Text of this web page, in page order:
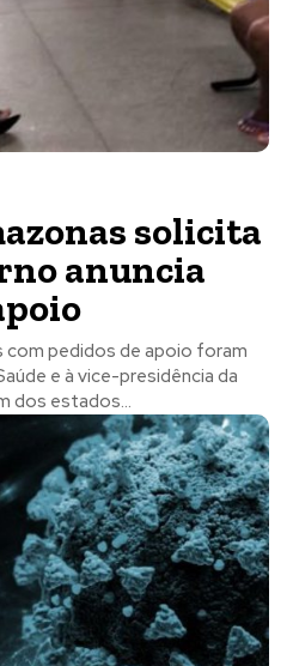
solicita
anuncia
pedidos de apoio foram
e à vice-presidência da
dos estados...